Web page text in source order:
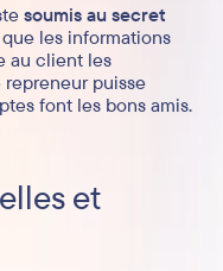
soumis au secret
les informations
au client les
puisse
font les bons amis.
et